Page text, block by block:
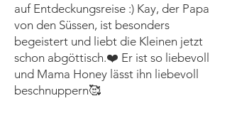
auf Entdeckungsreise :) Kay, der Papa
von den Süssen, ist besonders
begeistert und liebt die Kleinen jetzt
schon abgöttisch.❤️ Er ist so liebevoll
und Mama Honey lässt ihn liebevoll
beschnuppern🥰